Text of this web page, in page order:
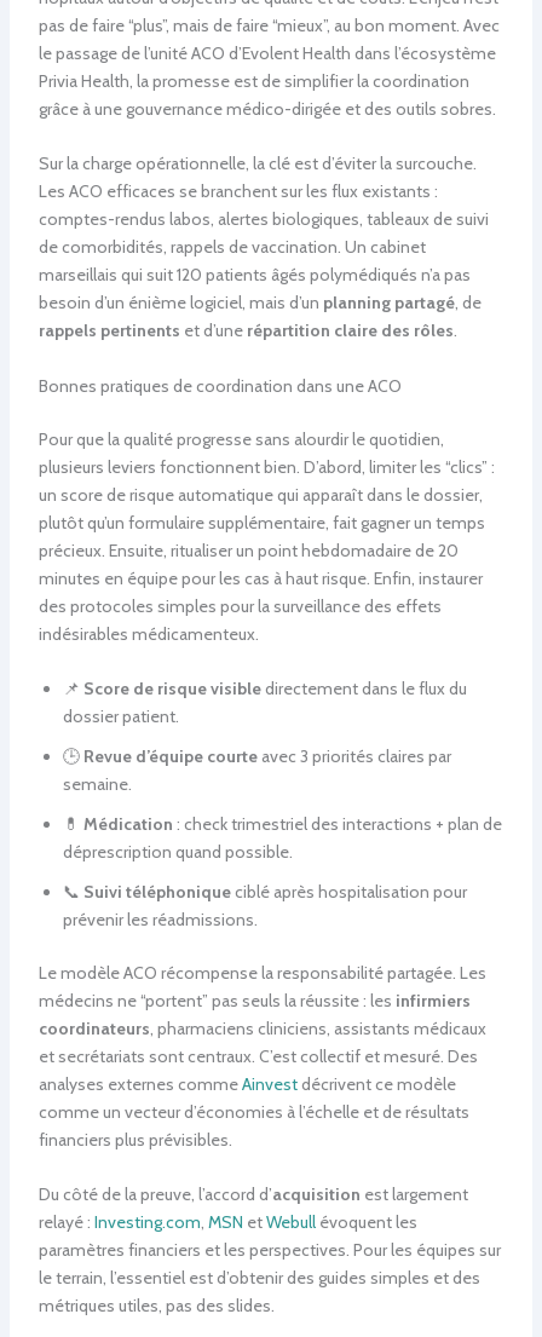
pas de faire “plus”, mais de faire “mieux”, au bon moment. Avec
le passage de l’unité ACO d’Evolent Health dans l’écosystème
Privia Health, la promesse est de simplifier la coordination
grâce à une gouvernance médico-dirigée et des outils sobres.
Sur la charge opérationnelle, la clé est d’éviter la surcouche.
Les ACO efficaces se branchent sur les flux existants :
comptes-rendus labos, alertes biologiques, tableaux de suivi
de comorbidités, rappels de vaccination. Un cabinet
marseillais qui suit 120 patients âgés polymédiqués n’a pas
besoin d’un énième logiciel, mais d’un planning partagé, de
rappels pertinents et d’une répartition claire des rôles.
Bonnes pratiques de coordination dans une ACO
Pour que la qualité progresse sans alourdir le quotidien,
plusieurs leviers fonctionnent bien. D’abord, limiter les “clics” :
un score de risque automatique qui apparaît dans le dossier,
plutôt qu’un formulaire supplémentaire, fait gagner un temps
précieux. Ensuite, ritualiser un point hebdomadaire de 20
minutes en équipe pour les cas à haut risque. Enfin, instaurer
des protocoles simples pour la surveillance des effets
indésirables médicamenteux.
📌 Score de risque visibledirectement dans le flux du
dossier patient.
🕒 Revue d’équipe courteavec 3 priorités claires par
semaine.
💊 Médication : check trimestriel des interactions + plan de
déprescription quand possible.
📞 Suivi téléphoniqueciblé après hospitalisation pour
prévenir les réadmissions.
Le modèle ACO récompense la responsabilité partagée. Les
médecins ne “portent” pas seuls la réussite : les infirmiers
coordinateurs, pharmaciens cliniciens, assistants médicaux
et secrétariats sont centraux. C’est collectif et mesuré. Des
analyses externes commeAinvestdécrivent ce modèle
comme un vecteur d’économies à l’échelle et de résultats
financiers plus prévisibles.
Du côté de la preuve, l’accord d’acquisition est largement
relayé : Investing.com, MSN etWebullévoquent les
paramètres financiers et les perspectives. Pour les équipes sur
le terrain, l’essentiel est d’obtenir des guides simples et des
métriques utiles, pas des slides.